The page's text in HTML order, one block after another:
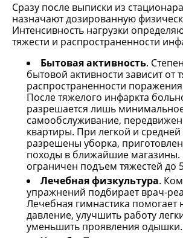
Сразу после выписки из
назначают дозированную
Интенсивность нагрузки
тяжести и распространенности
Бытовая активность.
бытовой активности зависит от
распространенности
После тяжелого инфаркта
разрешается лишь
самообслуживание,
квартиры. При легкой и средней
разрешены уборка,
походы в ближайшие магазины.
ограничен подъем тяжестей до
Лечебная физкультура.
упражнений подбирает врач-
Лечебная гимнастика помогает
давление, улучшить работу
уменьшить проявления одышки.